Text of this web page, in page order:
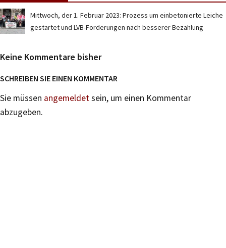
Mittwoch, der 1. Februar 2023: Prozess um einbetonierte Leiche
gestartet und LVB-Forderungen nach besserer Bezahlung
Keine Kommentare bisher
SCHREIBEN SIE EINEN KOMMENTAR
Sie müssen angemeldetsein, um einen Kommentar
abzugeben.